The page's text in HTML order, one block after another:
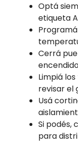
Optá
etiqueta
Cerrá
Limpiá
revisar el
Usá
Si podés,
para